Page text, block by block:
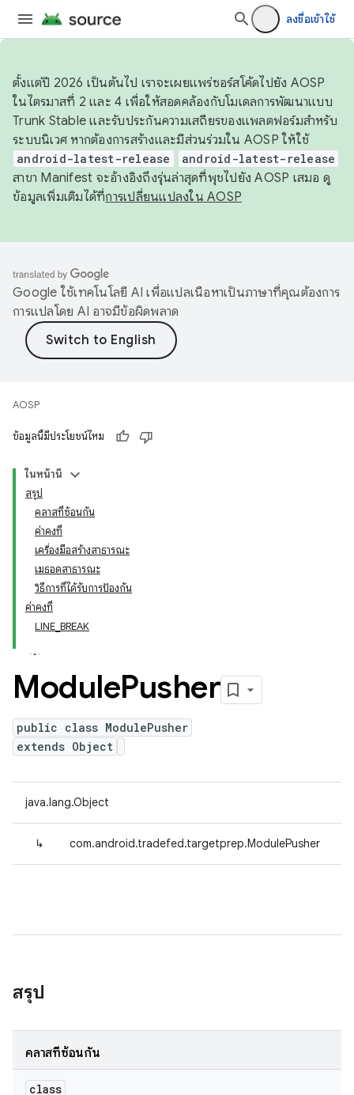
ลงชื่อเข้าใช้
ตั้งแต่ปี 2026 เป็นต้นไป เราจะเผยแพร่ซอร์สโค้ดไปยัง AOSP
ในไตรมาสที่ 2 และ 4 เพื่อให้สอดคล้องกับโมเดลการพัฒนาแบบ
Trunk Stable และรับประกันความเสถียรของแพลตฟอร์มสำหรับ
ระบบนิเวศ หากต้องการสร้างและมีส่วนร่วมใน AOSP ให้ใช้
android-latest-release android-latest-release
สาขา Manifest จะอ้างอิงถึงรุ่นล่าสุดที่พุชไปยัง AOSP เสมอ ดู
ข้อมูลเพิ่มเติมได้ที่การเปลี่ยนแปลงใน AOSP
Google ใช้เทคโนโลยี AI เพื่อแปลเนื้อหาเป็นภาษาที่คุณต้องการ
การแปลโดย AI อาจมีข้อผิดพลาด
AOSP
ข้อมูลนี้มีประโยชน์ไหม
ในหน้านี้
สรุป
คลาสที่ซ้อนกัน
ค่าคงที่
เครื่องมือสร้างสาธารณะ
เมธอดสาธารณะ
วิธีการที่ได้รับการป้องกัน
ค่าคงที่
LINE_BREAK
ModulePusher
public class ModulePusher
extends Object
java.lang.Object
↳ com.android.tradefed.targetprep.ModulePusher
สรุป
คลาสที่ซ้อนกัน
class